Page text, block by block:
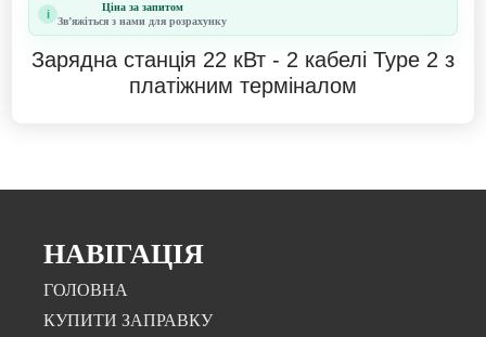
i Ціна за запитом
Звʼяжіться з нами для розрахунку
Зарядна станція 22 кВт - 2 кабелі Type 2 з
платіжним терміналом
НАВІГАЦІЯ
ГОЛОВНА
КУПИТИ ЗАПРАВКУ